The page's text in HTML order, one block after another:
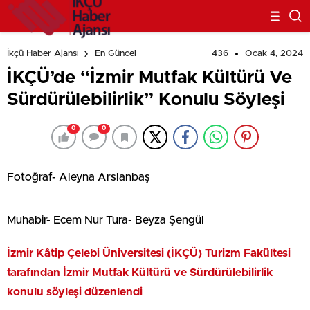
İkçü Haber Ajansı En Güncel 436 Ocak 4, 2024
İKÇÜ’de “İzmir Mutfak Kültürü Ve
Sürdürülebilirlik” Konulu Söyleşi
0 0
Fotoğraf- Aleyna Arslanbaş
Muhabir- Ecem Nur Tura- Beyza Şengül
İzmir Kâtip Çelebi Üniversitesi (İKÇÜ) Turizm Fakültesi
tarafından İzmir Mutfak Kültürü ve Sürdürülebilirlik
konulu söyleşi düzenlendi